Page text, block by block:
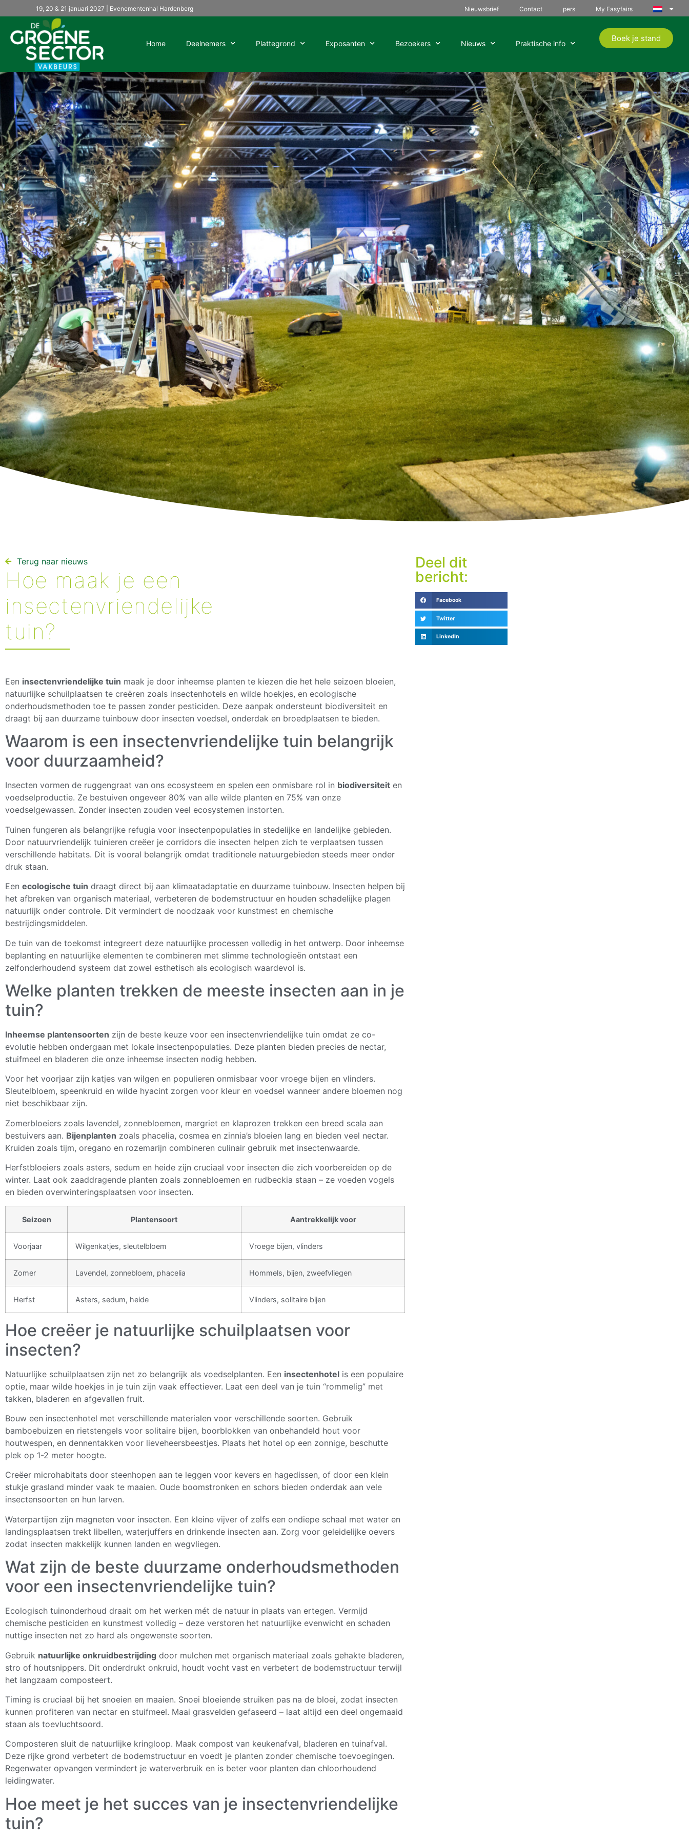
19, 20 & 21 januari 2027 | Evenementenhal Hardenberg Nieuwsbrief Contact pers My Easyfairs
Home Deelnemers Plattegrond Exposanten Bezoekers Nieuws Praktische info Boek je stand
Terug naar nieuws​
Hoe maak je een
insectenvriendelijke
tuin?
Een insectenvriendelijke tuin maak je door inheemse planten te kiezen die het hele seizoen bloeien,
natuurlijke schuilplaatsen te creëren zoals insectenhotels en wilde hoekjes, en ecologische
onderhoudsmetho­den toe te passen zonder pesticiden. Deze aanpak ondersteunt biodiversiteit en
draagt bij aan duurzame tuinbouw door insecten voedsel, onderdak en broedplaatsen te bieden.
Waarom is een insectenvriendelijke tuin belangrijk
voor duurzaamheid?
Insecten vormen de ruggengraat van ons ecosysteem en spelen een onmisbare rol in biodiversiteit en
voedselproductie. Ze bestuiven ongeveer 80% van alle wilde planten en 75% van onze
voedselgewassen. Zonder insecten zouden veel ecosystemen instorten.
Tuinen fungeren als belangrijke refugia voor insectenpopulaties in stedelijke en landelijke gebieden.
Door natuurvriendelijk tuinieren creëer je corridors die insecten helpen zich te verplaatsen tussen
verschillende habitats. Dit is vooral belangrijk omdat traditionele natuurgebieden steeds meer onder
druk staan.
Een ecologische tuin draagt direct bij aan klimaatadaptatie en duurzame tuinbouw. Insecten helpen bij
het afbreken van organisch materiaal, verbeteren de bodemstructuur en houden schadelijke plagen
natuurlijk onder controle. Dit vermindert de noodzaak voor kunstmest en chemische
bestrijdingsmiddelen.
De tuin van de toekomst integreert deze natuurlijke processen volledig in het ontwerp. Door inheemse
beplanting en natuurlijke elementen te combineren met slimme technologieën ontstaat een
zelfonderhoudend systeem dat zowel esthetisch als ecologisch waardevol is.
Welke planten trekken de meeste insecten aan in je
tuin?
Inheemse plantensoorten zijn de beste keuze voor een insectenvriendelijke tuin omdat ze co-
evolutie hebben ondergaan met lokale insectenpopulaties. Deze planten bieden precies de nectar,
stuifmeel en bladeren die onze inheemse insecten nodig hebben.
Voor het voorjaar zijn katjes van wilgen en populieren onmisbaar voor vroege bijen en vlinders.
Sleutelbloem, speenkruid en wilde hyacint zorgen voor kleur en voedsel wanneer andere bloemen nog
niet beschikbaar zijn.
Zomerbloeiers zoals lavendel, zonnebloemen, margriet en klaprozen trekken een breed scala aan
bestuivers aan. Bijenplanten zoals phacelia, cosmea en zinnia’s bloeien lang en bieden veel nectar.
Kruiden zoals tijm, oregano en rozemarijn combineren culinair gebruik met insectenwaarde.
Herfstbloeiers zoals asters, sedum en heide zijn cruciaal voor insecten die zich voorbereiden op de
winter. Laat ook zaaddragende planten zoals zonnebloemen en rudbeckia staan – ze voeden vogels
en bieden overwinteringsplaatsen voor insecten.
Seizoen Plantensoort Aantrekkelijk voor
Voorjaar Wilgenkatjes, sleutelbloem Vroege bijen, vlinders
Zomer Lavendel, zonnebloem, phacelia Hommels, bijen, zweefvliegen
Herfst Asters, sedum, heide Vlinders, solitaire bijen
Hoe creëer je natuurlijke schuilplaatsen voor
insecten?
Natuurlijke schuilplaatsen zijn net zo belangrijk als voedselplanten. Een insectenhotel is een populaire
optie, maar wilde hoekjes in je tuin zijn vaak effectiever. Laat een deel van je tuin “rommelig” met
takken, bladeren en afgevallen fruit.
Bouw een insectenhotel met verschillende materialen voor verschillende soorten. Gebruik
bamboebuizen en rietstengels voor solitaire bijen, boorblokken van onbehandeld hout voor
houtwespen, en dennentakken voor lieveheersbeestjes. Plaats het hotel op een zonnige, beschutte
plek op 1-2 meter hoogte.
Creëer microhabitats door steenhopen aan te leggen voor kevers en hagedissen, of door een klein
stukje grasland minder vaak te maaien. Oude boomstronken en schors bieden onderdak aan vele
insectensoorten en hun larven.
Waterpartijen zijn magneten voor insecten. Een kleine vijver of zelfs een ondiepe schaal met water en
landingsplaatsen trekt libellen, waterjuffers en drinkende insecten aan. Zorg voor geleidelijke oevers
zodat insecten makkelijk kunnen landen en wegvliegen.
Wat zijn de beste duurzame onderhoudsmetho­den
voor een insectenvriendelijke tuin?
Ecologisch tuinonderhoud draait om het werken mét de natuur in plaats van ertegen. Vermijd
chemische pesticiden en kunstmest volledig – deze verstoren het natuurlijke evenwicht en schaden
nuttige insecten net zo hard als ongewenste soorten.
Gebruik natuurlijke onkruidbestrijding door mulchen met organisch materiaal zoals gehakte bladeren,
stro of houtsnippers. Dit onderdrukt onkruid, houdt vocht vast en verbetert de bodemstructuur terwijl
het langzaam composteert.
Timing is cruciaal bij het snoeien en maaien. Snoei bloeiende struiken pas na de bloei, zodat insecten
kunnen profiteren van nectar en stuifmeel. Maai grasvelden gefaseerd – laat altijd een deel ongemaaid
staan als toevluchtsoord.
Composteren sluit de natuurlijke kringloop. Maak compost van keukenafval, bladeren en tuinafval.
Deze rijke grond verbetert de bodemstructuur en voedt je planten zonder chemische toevoegingen.
Regenwater opvangen vermindert je waterverbruik en is beter voor planten dan chloorhoudend
leidingwater.
Hoe meet je het succes van je insectenvriendelijke
tuin?
Deel dit
bericht:
Facebook
Twitter
LinkedIn